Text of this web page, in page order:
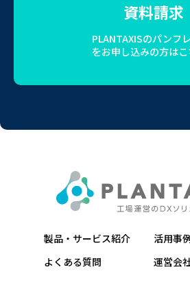
資料請求
PLANTAXISのパンフ
をお申し込みの方はこ
製品・サービス紹介
活用事
よくある質問
運営会